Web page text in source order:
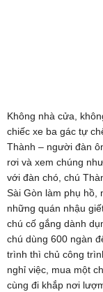
Không nhà cửa,
chiếc xe ba gác tự
Thành – người đàn
rơi và xem chúng
với đàn chó, chú
Sài Gòn làm phụ hồ,
những quán nhậu
chú cố gắng dành
chú dùng 600 ngàn
trình thì chủ công
nghỉ việc, mua một
cùng đi khắp nơi